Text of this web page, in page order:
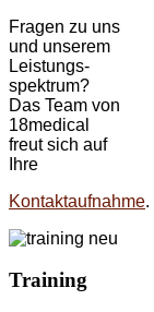
Fragen zu uns
und unserem
Leistungs-
spektrum?
Das Team von
18medical
freut sich auf
Ihre
Kontaktaufnahme.
Training